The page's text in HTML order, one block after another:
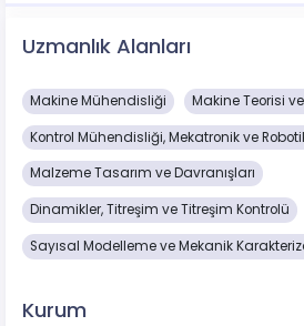
Uzmanlık Alanları
Makine Mühendisliği Makine Teorisi
Kontrol Mühendisliği, Mekatronik ve
Malzeme Tasarım ve Davranışları
Dinamikler, Titreşim ve Titreşim Kontrolü
Sayısal Modelleme ve Mekanik
Kurum